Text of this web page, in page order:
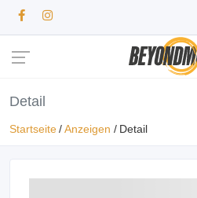
Detail
Startseite Anzeigen Detail